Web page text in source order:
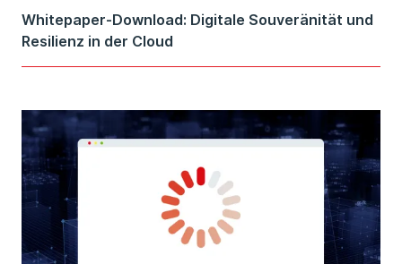
Whitepaper-Download: Digitale Souveränität und
Resilienz in der Cloud